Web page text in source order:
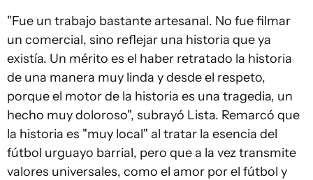
"Fue un trabajo bastante artesanal. No fue filmar
un comercial, sino reflejar una historia que ya
existía. Un mérito es el haber retratado la historia
de una manera muy linda y desde el respeto,
porque el motor de la historia es una tragedia, un
hecho muy doloroso", subrayó Lista. Remarcó que
la historia es "muy local" al tratar la esencia del
fútbol urguayo barrial, pero que a la vez transmite
valores universales, como el amor por el fútbol y